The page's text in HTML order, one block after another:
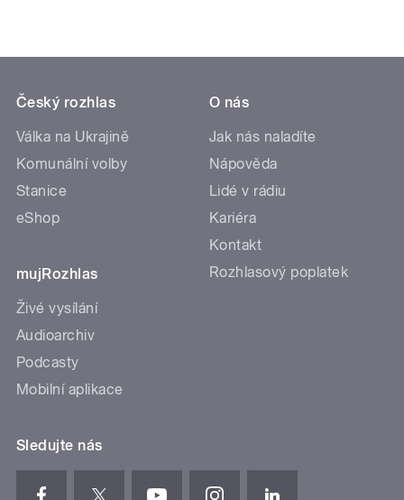
Český rozhlas
Válka na Ukrajině
Komunální volby
Stanice
eShop
mujRozhlas
Živé vysílání
Audioarchiv
Podcasty
Mobilní aplikace
O nás
Jak nás naladíte
Nápověda
Lidé v rádiu
Kariéra
Kontakt
Rozhlasový poplatek
Sledujte nás